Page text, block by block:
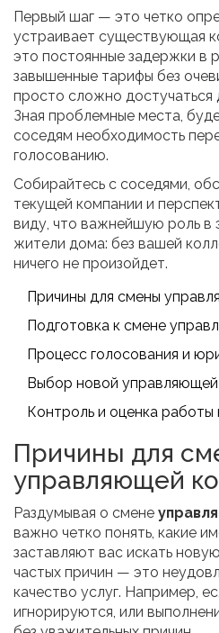
Первый шаг — это четко
устраивает существующая
это постоянные задержки в
завышенные тарифы без
просто сложно достучаться
Зная проблемные места,
соседям необходимость
голосованию.
Собирайтесь с соседями,
текущей компании и
виду, что важнейшую роль в
жители дома: без вашей
ничего не произойдет.
Причины для смены
Подготовка к смене
Процесс голосования и
Выбор новой
Контроль и оценка
Причины для
управляющей
Раздумывая о смене
важно четко понять, какие
заставляют вас искать
частых причин — это
качество услуг. Например,
игнорируются, или